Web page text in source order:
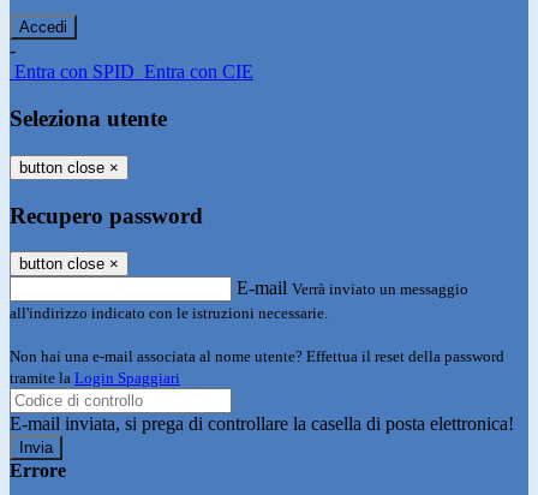
-
Entra con SPID Entra con CIE
Seleziona utente
button close ×
Recupero password
button close ×
E-mail Verrà inviato un messaggio
all'indirizzo indicato con le istruzioni necessarie.
Non hai una e-mail associata al nome utente? Effettua il reset della password
tramite la Login Spaggiari
E-mail inviata, si prega di controllare la casella di posta elettronica!
Errore